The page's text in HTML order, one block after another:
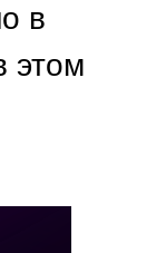
в
этом